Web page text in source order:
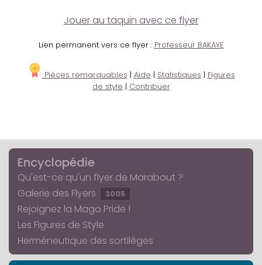
Jouer au taquin avec ce flyer
Lien permanent vers ce flyer : Professeur BAKAYE
Pièces remarquables | Aide | Statistiques | Figures
de style | Contribuer
Encyclopédie
Qu'est-ce qu'un flyer de Marabout ?
Galerie des Flyers
3005
Rejoignez la Mago Pride !
Les Figures de Style
Herméneutique des sortilèges